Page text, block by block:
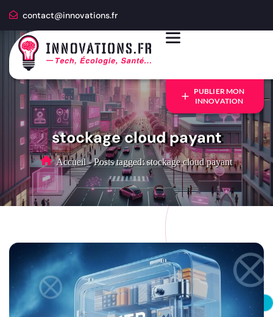
contact@innovations.fr
PUBLIER MON
INNOVATION
stockage cloud payant
Accueil - Posts tagged: stockage cloud payant